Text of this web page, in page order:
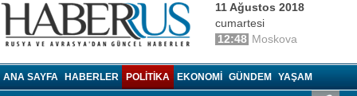
11 Ağustos 2018
cumartesi
12:48 Moskova
ANA SAYFA HABERLER POLITIKA EKONOMI GÜNDEM YAŞAM